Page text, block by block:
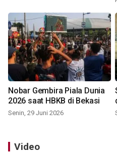
Nobar Gembira Piala Dunia
2026 saat HBKB di Bekasi
Senin, 29 Juni 2026
Video